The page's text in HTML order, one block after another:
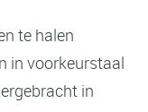
te halen
in voorkeurstaal
in